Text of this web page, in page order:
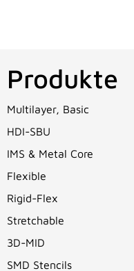
Produkte
Multilayer, Basic
HDI-SBU
IMS & Metal Core
Flexible
Rigid-Flex
Stretchable
3D-MID
SMD Stencils